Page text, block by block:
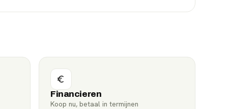
Financieren
Koop nu, betaal in termijnen